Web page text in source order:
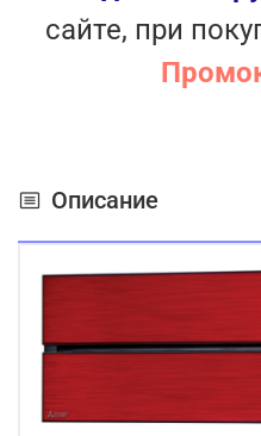
сайте, при
Описание